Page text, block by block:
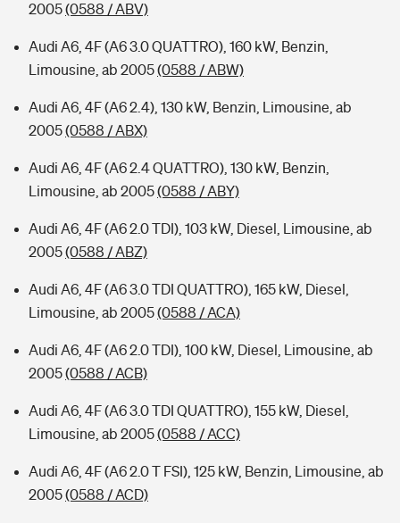
2005(0588 / ABV)
Audi A6, 4F (A6 3.0 QUATTRO), 160 kW, Benzin,
Limousine, ab 2005(0588 / ABW)
Audi A6, 4F (A6 2.4), 130 kW, Benzin, Limousine, ab
2005(0588 / ABX)
Audi A6, 4F (A6 2.4 QUATTRO), 130 kW, Benzin,
Limousine, ab 2005(0588 / ABY)
Audi A6, 4F (A6 2.0 TDI), 103 kW, Diesel, Limousine, ab
2005(0588 / ABZ)
Audi A6, 4F (A6 3.0 TDI QUATTRO), 165 kW, Diesel,
Limousine, ab 2005(0588 / ACA)
Audi A6, 4F (A6 2.0 TDI), 100 kW, Diesel, Limousine, ab
2005(0588 / ACB)
Audi A6, 4F (A6 3.0 TDI QUATTRO), 155 kW, Diesel,
Limousine, ab 2005(0588 / ACC)
Audi A6, 4F (A6 2.0 T FSI), 125 kW, Benzin, Limousine, ab
2005(0588 / ACD)